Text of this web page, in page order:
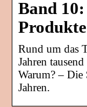
Band
Produkte
Rund um das
Jahren
Warum? –
Jahren.